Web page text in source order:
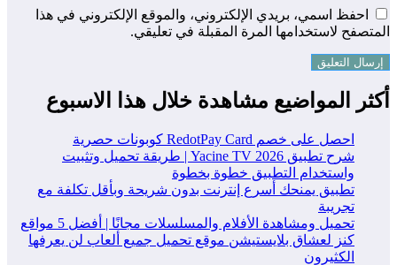
احفظ اسمي، بريدي الإلكتروني، والموقع الإلكتروني في هذا
لاستخدامها المرة المقبلة في تعليقي.
المواضيع مشاهدة خلال هذا الاسبوع
احصل على خصم RedotPay Card كوبونات حصرية
شرح تطبيق Yacine TV 2026 | طريقة تحميل وتثبيت
واستخدام التطبيق خطوة بخطوة
تطبيق يمنحك أسرع إنترنت بدون شريحة وبأقل تكلفة مع
تجريبة
تحميل ومشاهدة الأفلام والمسلسلات مجانًا | أفضل 5 مواقع
كنز لعشاق بلايستيشن موقع تحميل جميع ألعاب لن يعرفها
الكثيرون